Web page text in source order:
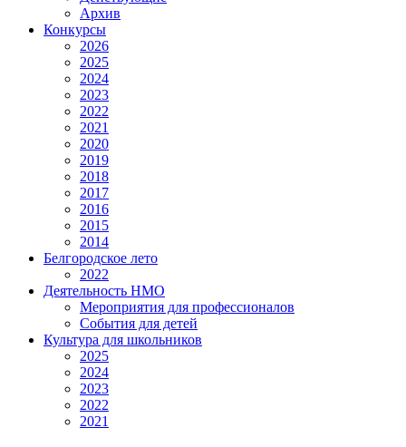
Архив
Конкурсы
2026
2025
2024
2023
2022
2021
2020
2019
2018
2017
2016
2015
2014
Белгородское лето
2022
Деятельность НМО
Мероприятия для профессионалов
События для детей
Культура для школьников
2025
2024
2023
2022
2021